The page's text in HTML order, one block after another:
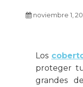
noviembre 1,
Los
proteger
grandes